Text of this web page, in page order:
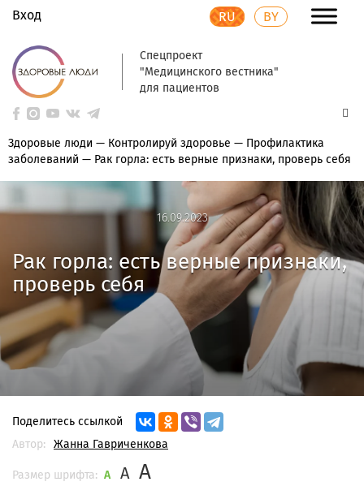
Вход RU BY
Спецпроект
"Медицинского вестника"
для пациентов
Здоровые люди — Контролируй здоровье — Профилактика
заболеваний — Рак горла: есть верные признаки, проверь себя
16.09.2023
16.09.2023
Рак горла: есть верные признаки,
проверь себя
Поделитесь ссылкой
Автор:
Жанна Гавриченкова
Размер шрифта: A A A